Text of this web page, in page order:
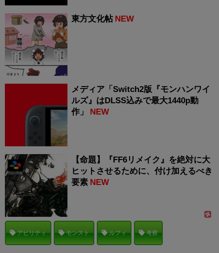
東方文化帖 NEW
メディア「Switch2版『モンハンワイ
ルズ』はDLSS込みで最大1440p動
作」
NEW
【命題】『FF6リメイク』を絶対に大
ヒットさせるために、付け加えるべき
要素 NEW
アビリティ モンスト ルフィ 考察